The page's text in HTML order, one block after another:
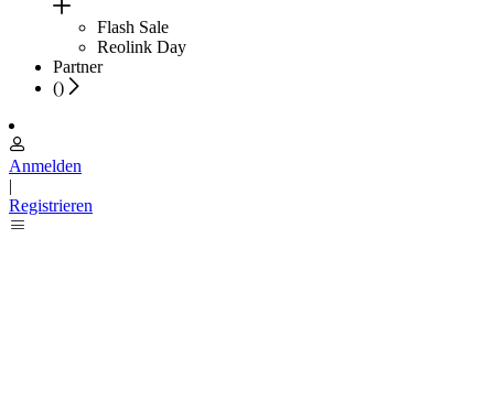
Flash Sale
Reolink Day
Partner
()
Anmelden
|
Registrieren